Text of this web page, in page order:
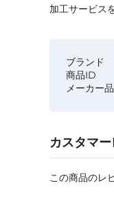
加工サービス
ブランド
商品ID
メーカー
カスタマ
この商品のレ